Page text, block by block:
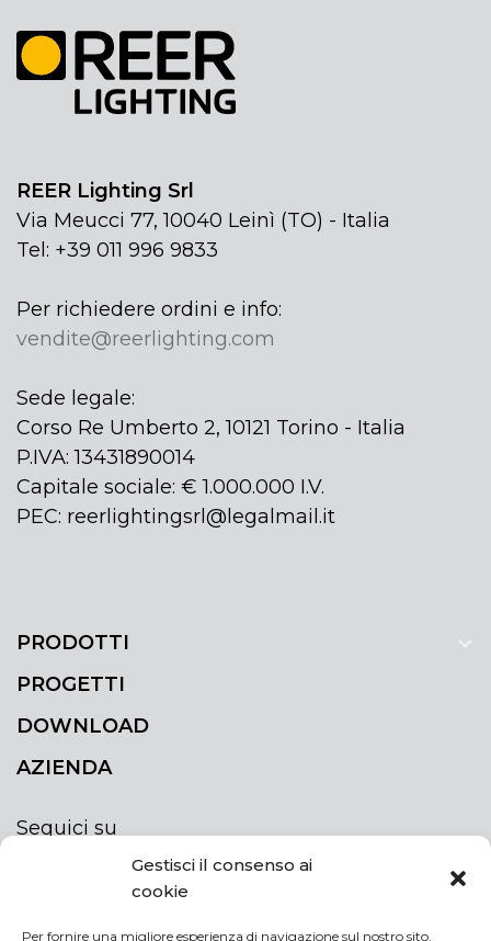
Gestisci il consenso ai
cookie
Per fornire una migliore esperienza di navigazione sul nostro sito,
REER Lighting Srl
Via Meucci 77, 10040 Leinì (TO) - Italia
Tel: +39 011 996 9833
Per richiedere ordini e info:
vendite@reerlighting.com
Sede legale:
Corso Re Umberto 2, 10121 Torino - Italia
P.IVA: 13431890014
Capitale sociale: € 1.000.000 I.V.
PEC: reerlightingsrl@legalmail.it
PRODOTTI
PROGETTI
DOWNLOAD
AZIENDA
Seguici su